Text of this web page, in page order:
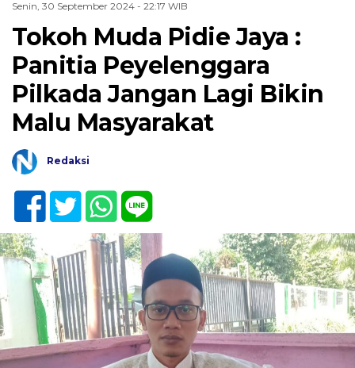
Senin, 30 September 2024 - 22:17 WIB
Tokoh Muda Pidie Jaya :
Panitia Peyelenggara
Pilkada Jangan Lagi Bikin
Malu Masyarakat
Redaksi